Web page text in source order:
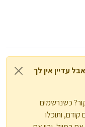
עדיין אין לך
כשנרשמים
ותוכלו